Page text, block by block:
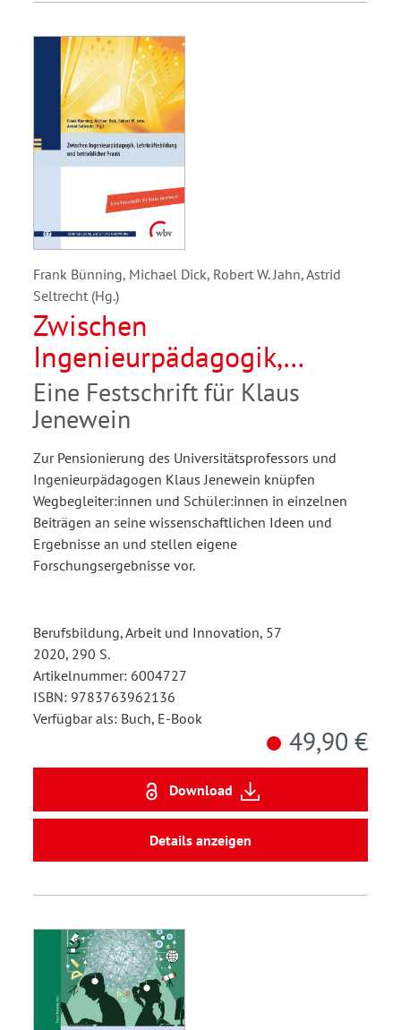
Frank Bünning, Michael Dick, Robert W. Jahn, Astrid
Seltrecht (Hg.)
Zwischen
Ingenieurpädagogik,
Lehrkräftebildung und
betrieblicher Praxis
Eine Festschrift für Klaus
Jenewein
Zur Pensionierung des Universitätsprofessors und
Ingenieurpädagogen Klaus Jenewein knüpfen
Wegbegleiter:innen und Schüler:innen in einzelnen
Beiträgen an seine wissenschaftlichen Ideen und
Ergebnisse an und stellen eigene
Forschungsergebnisse vor.
Berufsbildung, Arbeit und Innovation, 57
2020, 290 S.
Artikelnummer: 6004727
ISBN: 9783763962136
Verfügbar als: Buch, E-Book
49,90 €
Download
Details anzeigen